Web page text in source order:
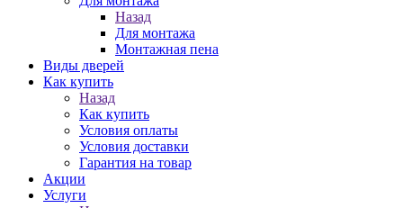
Назад
Для монтажа
Монтажная пена
Виды дверей
Как купить
Назад
Как купить
Условия оплаты
Условия доставки
Гарантия на товар
Акции
Услуги